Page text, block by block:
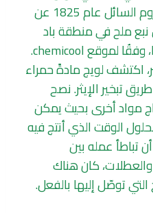
غملين Leopold Gmelin، البروم السائل عام 1825 عن
ملح في منطقة باد
كروزناش وإضافة الكلور إليها، وفقُا لموقع chemicool.
اكتشف لويج مادةً حمراء
تبخير الإيثر. نصح
مواد أخرى بحيث يمكن
الوقت الذي أنتج فيه
تباطأ عمله بين
كان هناك
التي توصّل إليها بالفعل.